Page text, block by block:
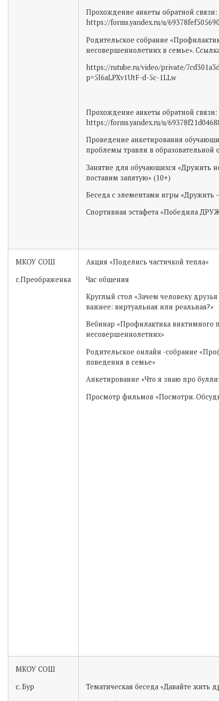
Прохождение анкеты обратной связи:
https://forms.yandex.ru/u/
Родительское собрание
несовершеннолетних в семье».
https://rutube.ru/video/private/
p=5l6aLPXv1UtF-d-5c-1LLw
Прохождение анкеты обратной связи:
https://forms.yandex.ru/u/
Проведение анкетирования
проблемы травли в образовательной
Занятие для обучающихся «Дружить
поставим запятую» (10+)
Беседа с элементами игры «Дружить
Спортивная эстафета «Победила
МКОУ СОШ
с.Преображенка
Акция «Поделись частичкой тепла»
Час общения
Круглый стол «Зачем человеку
важнее: виртуальная или реальная?»
Вебинар «Профилактика виктимного
несовершеннолетних»
Родительское онлайн -собрание
поведения в семье»
Анкетирование «Что я знаю про
Просмотр фильмов «Посмотри.
МКОУ СОШ
с. Бур
Тематическая беседа «Давайте жить